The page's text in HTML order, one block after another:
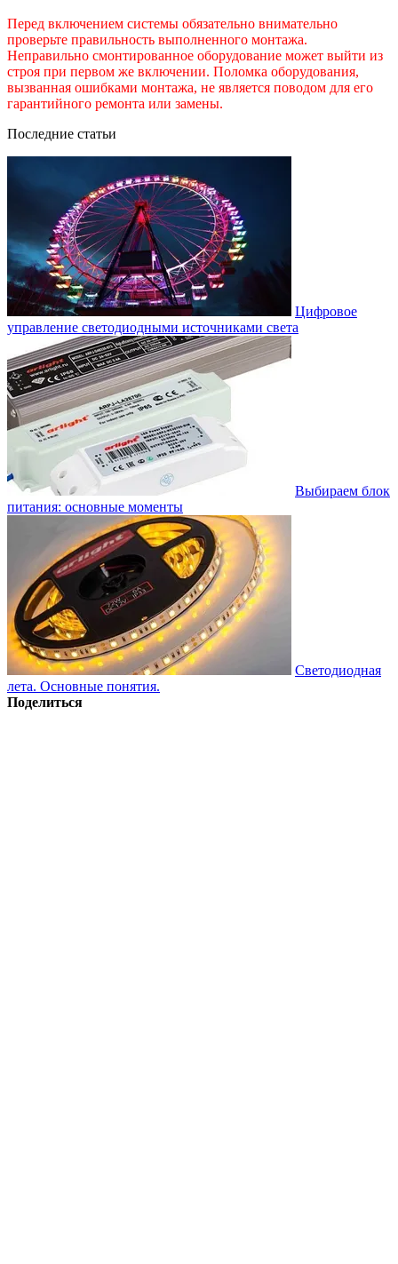
Перед включением системы обязательно внимательно
проверьте правильность выполненного монтажа.
Неправильно смонтированное оборудование может выйти из
строя при первом же включении. Поломка оборудования,
вызванная ошибками монтажа, не является поводом для его
гарантийного ремонта или замены.
Последние статьи
Цифровое
управление светодиодными источниками света
Выбираем блок
питания: основные моменты
Светодиодная
лета. Основные понятия.
Поделиться